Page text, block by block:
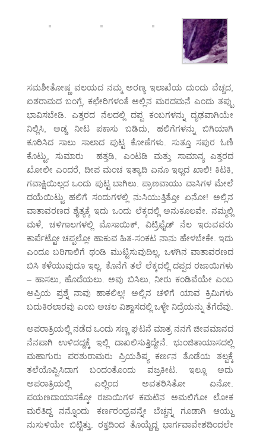
ಸಮಶೀತೋಷ್ಣ ವಲಯದ ನಮ್ಮ ಅರಣ್ಯ ಇಲಾಖೆಯ ದುಂದು ವೆಚ್ಚದ,
ಐಶರಾಮದ ಬಂಗ್ಲೆ, ಕಛೇರಿಗಳಂತೆ ಅಲ್ಲಿನ ಮರದಮನೆ ಎಂದು ತಪ್ಪು
ಭಾವಿಸಬೇಡಿ. ಎತ್ತರದ ನೆಲದಲ್ಲಿ ದಪ್ಪ ಕಂಬಗಳನ್ನು ದೃಢವಾಗಿಯೇ
ನಿಲ್ಲಿಸಿ, ಅಡ್ಡ ನೀಟ ಪಕಾಸು ಬಡಿದು, ಹಲಿಗೆಗಳನ್ನು ಬಿಗಿಯಾಗಿ
ಕೂರಿಸಿದ ಸಾಲು ಸಾಲಾದ ಪುಟ್ಟ ಕೋಣೆಗಳು. ಸುತ್ತೂ ಸಪುರ ಓಣಿ
ಕೊಟ್ಟು, ಸುಮಾರು ಹತ್ತಡಿ, ಎಂಟಡಿ ಮತ್ತು ಸಾಮಾನ್ಯ ಎತ್ತರದ
ಖೋಲೀ ಎಂದರೆ, ದೀಪ ಮಂಚ ಇತ್ಯಾದಿ ಏನೂ ಇಲ್ಲದ ಖಾಲಿ! ಕಿಟಕಿ,
ಗವಾಕ್ಷಿಯಿಲ್ಲದ ಒಂದು ಪುಟ್ಟ ಬಾಗಿಲು. ಪ್ರಾಣವಾಯು ವಾಸಿಗಳ ಮೇಲೆ
ದಯೆಯಿಟ್ಟು ಹಲಿಗೆ ಸಂದುಗಳಲ್ಲಿ ನುಸಿಯುತ್ತಿತ್ತೋ ಏನೋ! ಅಲ್ಲಿನ
ವಾತಾವರಣದ ಶೈತ್ಯಕ್ಕೆ ಇದು ಒಂದು ಲೆಕ್ಕದಲ್ಲಿ ಅನುಕೂಲವೇ. ನಮ್ಮಲ್ಲಿ
ಮಳೆ, ಚಳಿಗಾಲಗಳಲ್ಲಿ ಮೊಸಾಯಿಕ್, ವಿಟ್ರಿಫೈಡ್ ನೆಲ ಇರುವವರು
ಕಾರ್ಪೆಟ್ಟೋ ಚಪ್ಪಲ್ಲೋ ಹಾಕುವ ಹಿತ-ಸಂಕಟ ನಾನು ಹೇಳಬೇಕೇ. ಇದು
ಎಂದೂ ಬರಿಗಾಲಿಗೆ ಥಂಡಿ ಮುಟ್ಟಿಸುವುದಿಲ್ಲ, ಒಳಗಿನ ವಾತಾವರಣದ
ಬಿಸಿ ಕಳೆಯುವುದೂ ಇಲ್ಲ. ಕೊನೆಗೆ ತಲೆ ಲೆಕ್ಕದಲ್ಲಿ ದಪ್ಪದ ರಜಾಯಿಗಳು
– ಹಾಸಲು, ಹೊದೆಯಲು. ಅವು ಬಿಸಿಲು, ನೀರು ಕಂಡಿವೆಯೇ ಎಂಬ
ಅಪ್ರಿಯ ಪ್ರಶ್ನೆ ನಾವು ಹಾಕಲಿಲ್ಲ! ಅಲ್ಲಿನ ಚಳಿಗೆ ಯಾವ ಕ್ರಿಮಿಗಳು
ಬದುಕಿರಲಾರವು ಎಂಬ ಅಚಲ ವಿಶ್ವಾಸದಲ್ಲಿ ಒಳ್ಳೇ ನಿದ್ರೆಯನ್ನು ತೆಗೆದೆವು.
ಅಪರಾತ್ರಿಯಲ್ಲಿ ನಡೆದ ಒಂದು ಸಣ್ಣ ಘಟನೆ ಮಾತ್ರ ನನಗೆ ಜೀವಮಾನದ
ನೆನಪಾಗಿ ಉಳಿದದ್ದಕ್ಕೆ ಇಲ್ಲಿ ದಾಖಲಿಸುತ್ತಿದ್ದೇನೆ. ಭುಂಜಿತಾಯಾಸದಲ್ಲಿ
ಮಹಾಗುರು ಪರಶುರಾಮರು ಪ್ರಿಯಶಿಷ್ಯ ಕರ್ಣನ ತೊಡೆಯ ತಲ್ಪಕ್ಕೆ
ತಲೆಯೊಪ್ಪಿಸಿದಾಗ ಬಂದಂತೊಂದು ವಜ್ರಕೀಟ. ಇಲ್ಲೂ ಅದು
ಅಪರಾತ್ರಿಯಲ್ಲಿ ಎಲ್ಲಿಂದ ಅವತರಿಸಿತೋ ಏನೋ.
ಪಯಣದಾಯಾಸಕ್ಕೋ ರಜಾಯಿಗಳ ಕಮಟಿನ ಅಮಲಿಗೋ ಲೋಕ
ಮರೆತಿದ್ದ ನನ್ನೊಂದು ಕರ್ಣರಂಧ್ರವನ್ನೇ ಬೆಚ್ಚನ್ನ ಗೂಡಾಗಿ ಆಯ್ದು
ನುಸುಳಿಯೇ ಬಿಟ್ಟಿತ್ತು. ರಕ್ತದಿಂದ ತೊಯ್ದೆದ್ದ ಭಾರ್ಗವಾವೇಶದಿಂದಲೇ